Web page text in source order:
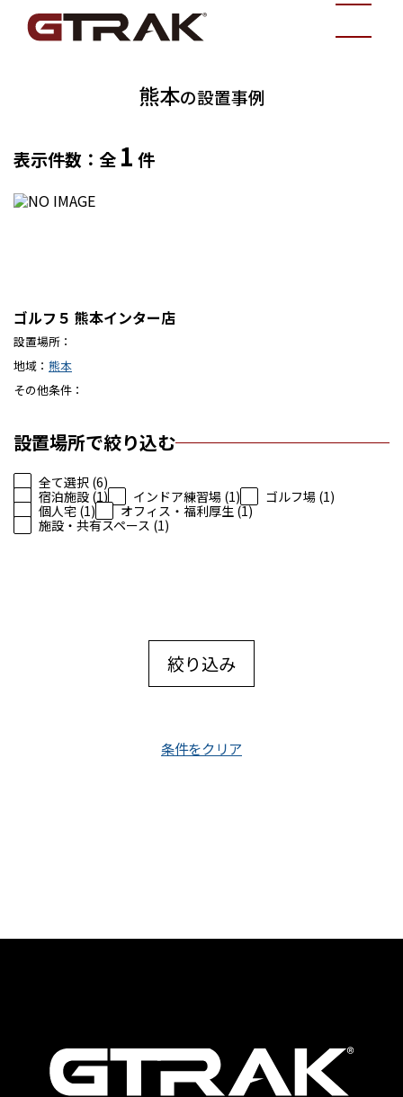
熊本の設置事例
表示件数：全 1 件
ゴルフ５ 熊本インター店
設置場所
地域
熊本
その他条件
設置場所で絞り込む
全て選択 (6)
宿泊施設 (1)
インドア練習場 (1)
ゴルフ場 (1)
個人宅 (1)
オフィス・福利厚生 (1)
施設・共有スペース (1)
絞り込み
条件をクリア